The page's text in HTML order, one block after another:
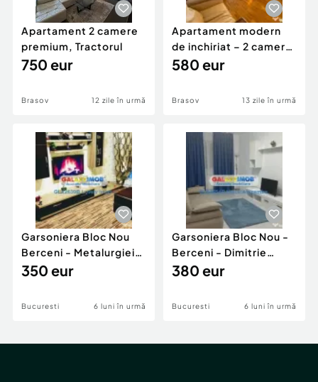
Apartament 2 camere
premium, Tractorul
750 eur
Brasov 12 zile în urmă
Apartament modern
de inchiriat – 2 camere,
Privilegio B...
580 eur
Brasov 13 zile în urmă
Garsoniera Bloc Nou
Berceni - Metalurgiei
Park - Postalionul
350 eur
Bucuresti 6 luni în urmă
Garsoniera Bloc Nou -
Berceni - Dimitrie
Leonida
380 eur
Bucuresti 6 luni în urmă